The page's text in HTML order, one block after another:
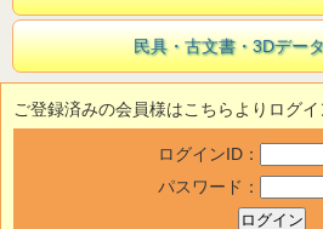
民具・古文書・3Dデー
ご登録済みの会員様はこちらよりログイ
ログインID：
パスワード：